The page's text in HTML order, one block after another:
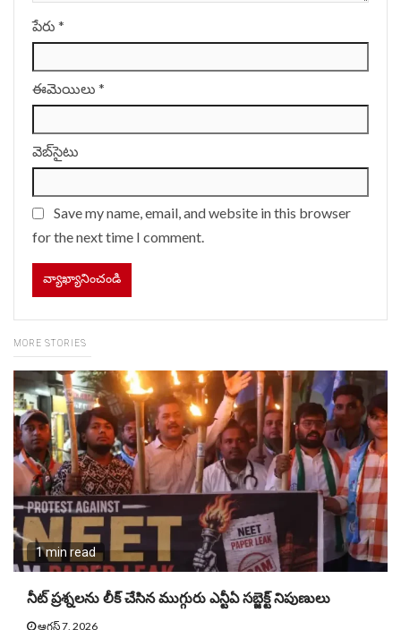
పేరు *
ఈమెయిలు *
వెబ్‌సైటు
Save my name, email, and website in this browser
for the next time I comment.
MORE STORIES
1 min read
నీట్ ప్ర‌శ్న‌ల‌ను లీక్ చేసిన ముగ్గురు ఎన్టీఏ స‌బ్జెక్ట్ నిపుణులు
ఆగస్ట్ 7, 2026